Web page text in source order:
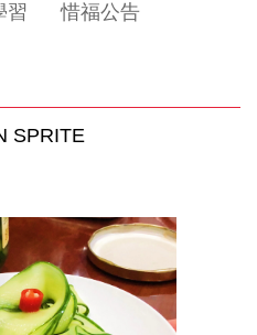
習 惜福公告
SPRITE